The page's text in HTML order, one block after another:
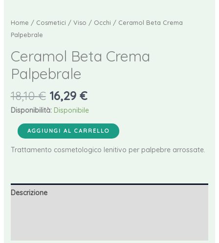
Home / Cosmetici / Viso / Occhi / Ceramol Beta Crema
Palpebrale
Ceramol Beta Crema
Palpebrale
18,10€ Il
prezzo
originale
era:
18,10 €.
16,29 €Il
prezzo
attuale
è:
16,29 €.
Disponibilità: Disponibile
Ceramol
Beta
Crema
AGGIUNGI AL CARRELLO
Trattamento cosmetologico lenitivo per palpebre arrossate.
Descrizione